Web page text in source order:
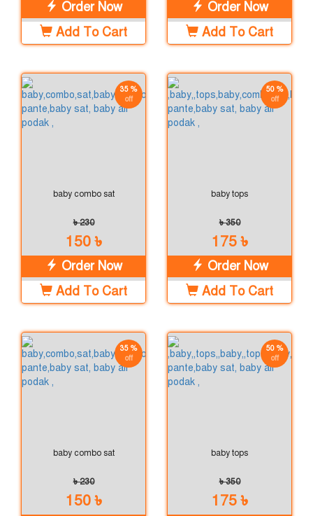
Order Now
Add To Cart
Order Now
Add To Cart
35 %
off
baby combo sat
৳ 230
150 ৳
Order Now
Add To Cart
50 %
off
baby tops
৳ 350
175 ৳
Order Now
Add To Cart
35 %
off
baby combo sat
৳ 230
150 ৳
50 %
off
baby tops
৳ 350
175 ৳